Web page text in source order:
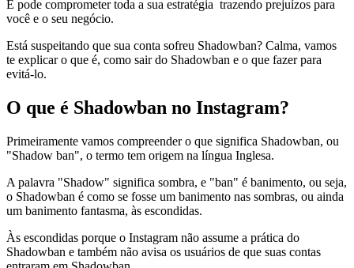
E pode comprometer toda a sua estratégia trazendo prejuízos para
você e o seu negócio.
Está suspeitando que sua conta sofreu Shadowban? Calma, vamos
te explicar o que é, como sair do Shadowban e o que fazer para
evitá-lo.
O que é Shadowban no Instagram?
Primeiramente vamos compreender o que significa Shadowban, ou
"Shadow ban", o termo tem origem na língua Inglesa.
A palavra "Shadow" significa sombra, e "ban" é banimento, ou seja,
o Shadowban é como se fosse um banimento nas sombras, ou ainda
um banimento fantasma, às escondidas.
Às escondidas porque o Instagram não assume a prática do
Shadowban e também não avisa os usuários de que suas contas